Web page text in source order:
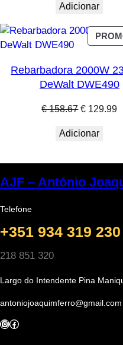
Adicionar
Rebarbadora 2000W
DeWalt DWE490
€158.67 O
original
€ 158.67.
€ 129.99O
Adicionar
AJF – António
Telefone
+351 934 319 230
218 851 320
Largo do Intendente Pina
antoniojoaquimferro@gmail.com
InstagramFacebook